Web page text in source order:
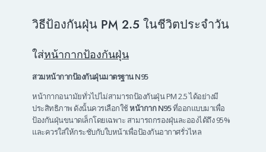
วิธีป้องกันฝุ่น PM 2.5 ในชีวิตประจำวัน
ใส่หน้ากากป้องกันฝุ่น
สวมหน้ากากป้องกันฝุ่นมาตรฐาน N95
หน้ากากอนามัยทั่วไปไม่สามารถป้องกันฝุ่น PM 2.5 ได้อย่างมี
ประสิทธิภาพ ดังนั้นควรเลือกใช้หน้ากาก N95ที่ออกแบบมาเพื่อ
ป้องกันฝุ่นขนาดเล็กโดยเฉพาะ สามารถกรองฝุ่นละอองได้ถึง 95%
และควรใส่ให้กระชับกับใบหน้าเพื่อป้องกันอากาศรั่วไหล